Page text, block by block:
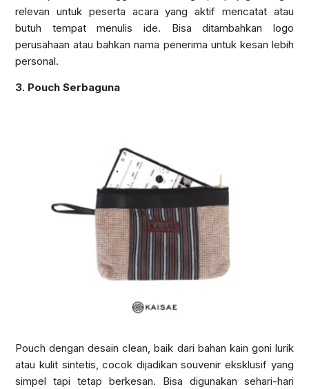
relevan untuk peserta acara yang aktif mencatat atau
butuh tempat menulis ide. Bisa ditambahkan logo
perusahaan atau bahkan nama penerima untuk kesan lebih
personal.
3. Pouch Serbaguna
Pouch dengan desain clean, baik dari bahan kain goni lurik
atau kulit sintetis, cocok dijadikan souvenir eksklusif yang
simpel tapi tetap berkesan. Bisa digunakan sehari-hari